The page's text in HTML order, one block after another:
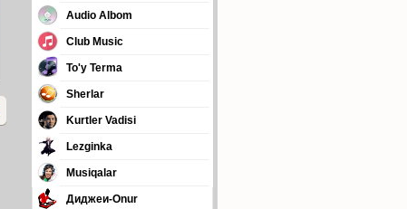
Audio Albom
Club Music
To'y Terma
Sherlar
Kurtler Vadisi
Lezginka
Musiqalar
Диджеи-Onur